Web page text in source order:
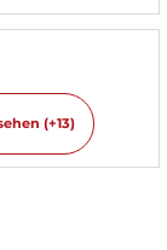
Fotos ansehen (+13)